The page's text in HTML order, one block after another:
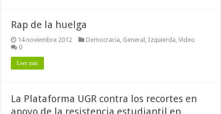
Rap de la huelga
14 noviembre 2012 Democracia, General , Izquierda,Video
0
Leer más
La Plataforma UGR contra los recortes en